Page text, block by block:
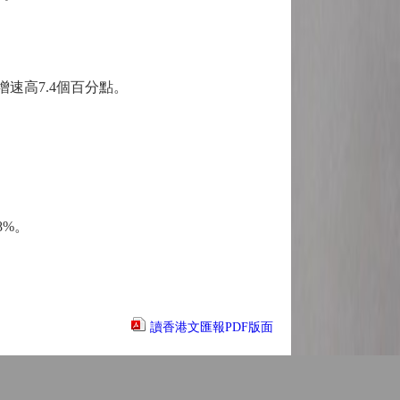
高7.4個百分點。
。
讀香港文匯報PDF版面